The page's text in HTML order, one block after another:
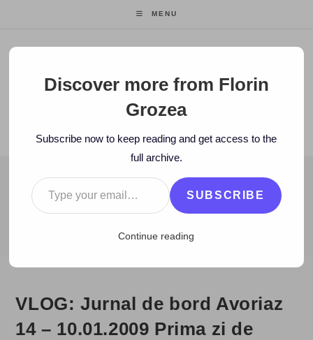
MENU
Florin Grozea
ENTREPRENEUR. FOUNDER/CEO MOCAPP.
BLOG
2009 > January > 10 > video VLOG: Jurnal de bord Avoriaz
VLOG: Jurnal de bord Avoriaz
14 – 10.01.2009 Prima zi de
Discover more from Florin
Grozea
Subscribe now to keep reading and get access to the
full archive.
Type your email…
SUBSCRIBE
Continue reading